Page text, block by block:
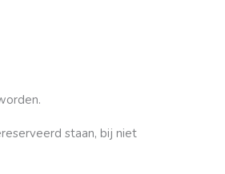
staan, bij niet